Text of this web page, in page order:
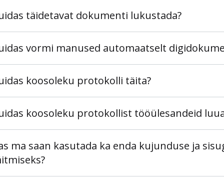
täidetavat dokumenti lukustada?
vormi manused automaatselt
koosoleku protokolli täita?
koosoleku protokollist tööülesandeid
ma saan kasutada ka enda kujunduse ja